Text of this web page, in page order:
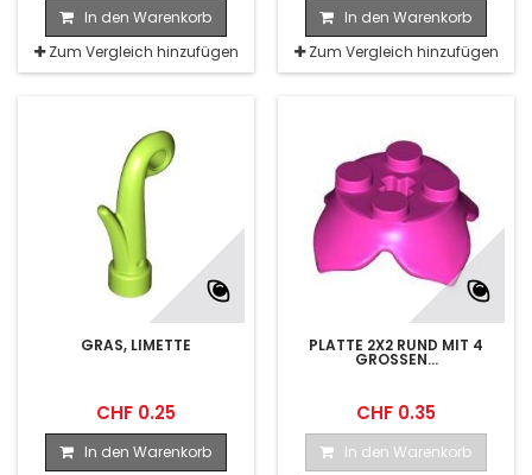
In den Warenkorb
Zum Vergleich hinzufügen
In den Warenkorb
Zum Vergleich hinzufügen
GRAS, LIMETTE
CHF 0.25
In den Warenkorb
PLATTE 2X2 RUND MIT 4
GROSSEN...
CHF 0.35
In den Warenkorb